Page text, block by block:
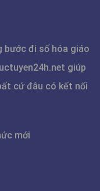
bước đi số hóa giáo
giúp
cứ đâu có kết nối
mới